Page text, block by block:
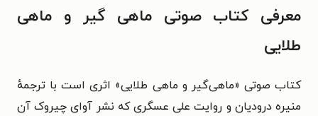
معرفی کتاب صوتی ماهی گیر و ماهی
طلایی
کتاب صوتی «ماهی‌گیر و ماهی طلایی» اثری است با ترجمهٔ
منیره درودیان و روایت علی عسگری که نشر آوای چیروک آن